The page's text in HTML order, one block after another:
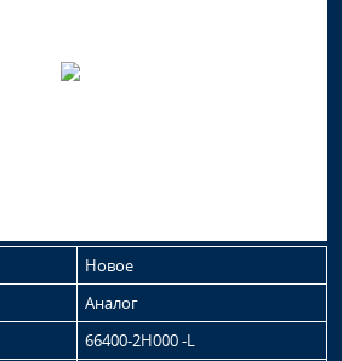
Новое
Аналог
66400-2H000 -L